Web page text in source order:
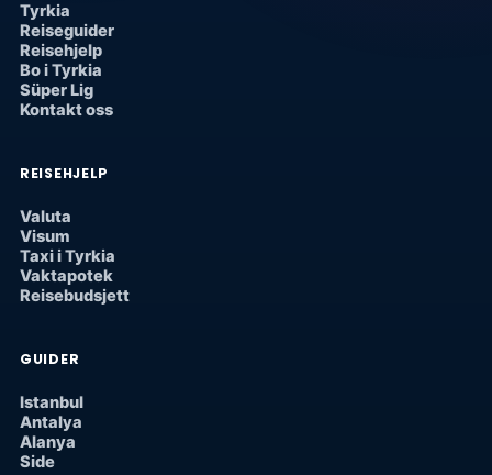
Tyrkia
Reiseguider
Reisehjelp
Bo i Tyrkia
Süper Lig
Kontakt oss
REISEHJELP
Valuta
Visum
Taxi i Tyrkia
Vaktapotek
Reisebudsjett
GUIDER
Istanbul
Antalya
Alanya
Side